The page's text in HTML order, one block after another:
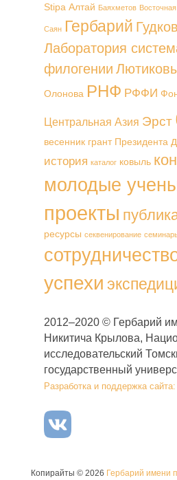
Stipa Алтай Баяхметов
Саян Гербарий
Лаборатория
филогении
Олонова РНФ РФФИ
Центральная Азия Эрст
весенник грант Президента
история каталог ковыль
молодые
проекты
ресурсы секвенирование
успехи
2012–2020 © Гербарий
Никитича Крылова,
исследовательский
государственный
Разработка и поддержка
Копирайты © 2026 Гербарий имени